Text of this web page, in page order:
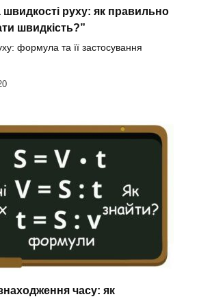
руху: як правильно
швидкість?”
формула та її застосування
часу: як